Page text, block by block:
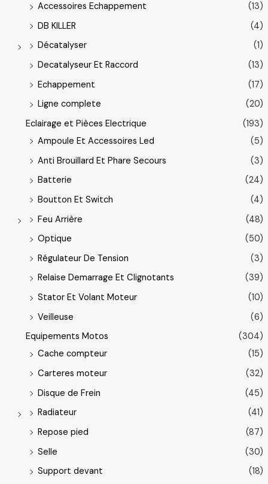
Accessoires Echappement
(13)
DB KILLER
(4)
Décatalyser
(1)
Decatalyseur Et Raccord
(13)
Echappement
(17)
Ligne complete
(20)
Eclairage et Pièces Electrique
(193)
Ampoule Et Accessoires Led
(5)
Anti Brouillard Et Phare Secours
(3)
Batterie
(24)
Boutton Et Switch
(4)
Feu Arrière
(48)
Optique
(50)
Régulateur De Tension
(3)
Relaise Demarrage Et Clignotants
(39)
Stator Et Volant Moteur
(10)
Veilleuse
(6)
Equipements Motos
(304)
Cache compteur
(15)
Carteres moteur
(32)
Disque de Frein
(45)
Radiateur
(41)
Repose pied
(87)
Selle
(30)
Support devant
(18)